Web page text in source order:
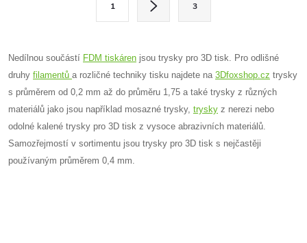
d
a
c
í
p
á
n
k
o
v
á
n
1 3
Nedílnou součástí FDM tiskáren jsou trysky pro 3D tisk. Pro odlišné
druhy filamentů a rozličné techniky tisku najdete na 3Dfoxshop.cz trysky
s průměrem od 0,2 mm až do průměru 1,75 a také trysky z různých
materiálů jako jsou například mosazné trysky, trysky z nerezi nebo
odolné kalené trysky pro 3D tisk z vysoce abrazivních materiálů.
Samozřejmostí v sortimentu jsou trysky pro 3D tisk s nejčastěji
používaným průměrem 0,4 mm.